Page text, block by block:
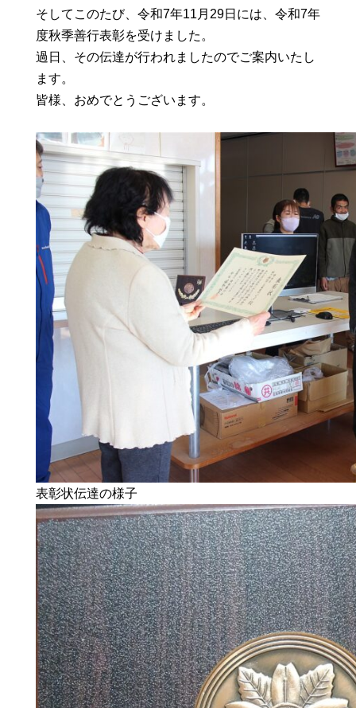
そしてこのたび、令和7年11月29日には、令和7年
度秋季善行表彰を受けました。
過日、その伝達が行われましたのでご案内いたし
ます。
皆様、おめでとうございます。
表彰状伝達の様子